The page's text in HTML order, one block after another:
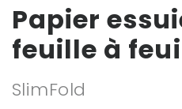
Papier
feuille à
SlimFold
Mot de passe
oublié ?